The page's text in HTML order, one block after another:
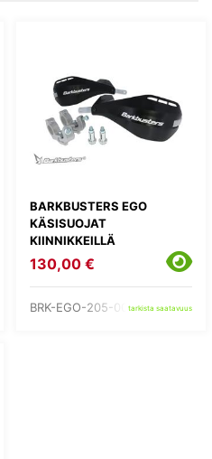
BARKBUSTERS EGO
KÄSISUOJAT
KIINNIKKEILLÄ
130,00 €
BRK-EGO-205-00-BKtarkista saatavuus